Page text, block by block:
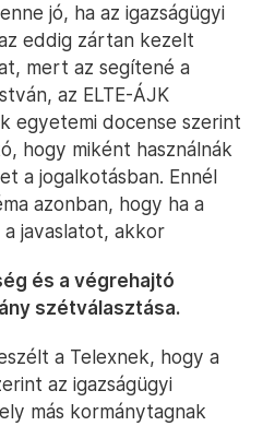
jó, ha az igazságügyi
eddig zártan kezelt
mert az segítené a
az ELTE-ÁJK
egyetemi docense szerint
hogy miként használnák
a jogalkotásban. Ennél
azonban, hogy ha a
a javaslatot, akkor
és a végrehajtó
szétválasztása.
a Telexnek, hogy a
az igazságügyi
más kormánytagnak